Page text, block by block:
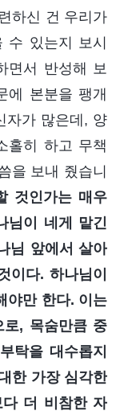
하신 건 우리가
수 있는지 보시
면서 반성해 보
에 본분을 팽개
자가 많은데, 양
홀히 하고 무책
을 보내 줬습니
것인가는 매우
님이 네게 맡긴
님 앞에서 살아
이다. 하나님이
야만 한다. 이는
, 목숨만큼 중
탁을 대수롭지
한 가장 심각한
다 더 비참한 자